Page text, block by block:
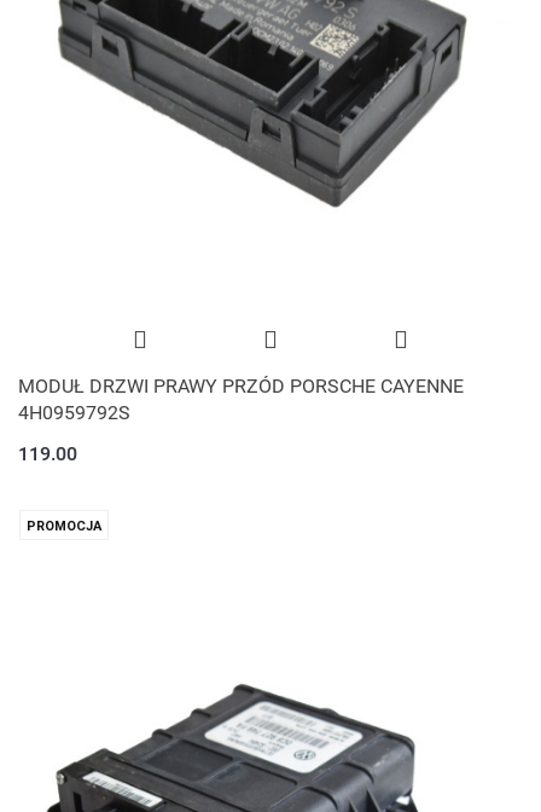
MODUŁ DRZWI PRAWY PRZÓD PORSCHE CAYENNE
4H0959792S
119.00
PROMOCJA